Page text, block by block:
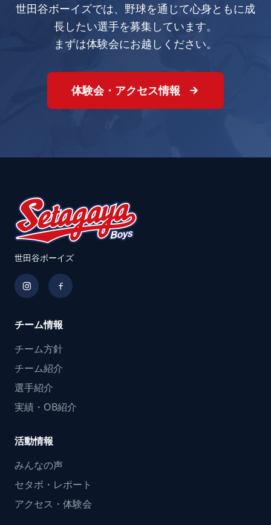
世田谷ボーイズでは、野球を通じて心身ともに成
長したい選手を募集しています。
まずは体験会にお越しください。
体験会・アクセス情報
世田谷ボーイズ
チーム情報
チーム方針
チーム紹介
選手紹介
実績・OB紹介
活動情報
みんなの声
セタボ・レポート
アクセス・体験会